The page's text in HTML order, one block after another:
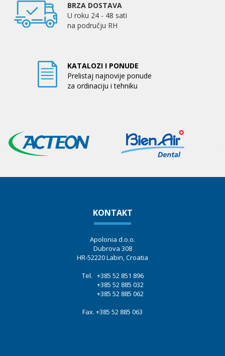
BRZA DOSTAVA
U roku 24 - 48 sati
na području RH
KATALOZI I PONUDE
Prelistaj najnovije ponude
za ordinaciju i tehniku
KONTAKT
Apolonia d.o.o.
Dubrova 308
HR-52220 Labin, Croatia
Tel. +385 52 851 896
+385 52 885 032
+385 52 885 062
Fax. +385 52 885 063